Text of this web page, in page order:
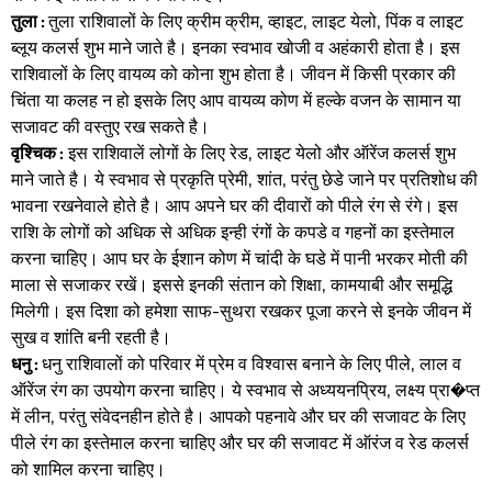
तुला :तुला राशिवालों के लिए क्रीम क्रीम, व्हाइट, लाइट येलो, पिंक व लाइट
ब्लूय कलर्स शुभ माने जाते है। इनका स्वभाव खोजी व अहंकारी होता है। इस
राशिवालों के लिए वायव्य को कोना शुभ होता है। जीवन में किसी प्रकार की
चिंता या कलह न हो इसके लिए आप वायव्य कोण में हल्के वजन के सामान या
सजावट की वस्तुए रख सकते है।
वृश्चिक :इस राशिवालें लोगों के लिए रेड, लाइट येलो और ऑरेंज कलर्स शुभ
माने जाते है। ये स्वभाव से प्रकृति प्रेमी, शांत, परंतु छेडे जाने पर प्रतिशोध की
भावना रखनेवाले होते है। आप अपने घर की दीवारों को पीले रंग से रंगे। इस
राशि के लोगों को अधिक से अधिक इन्ही रंगों के कपडे व गहनों का इस्तेमाल
करना चाहिए। आप घर के ईशान कोण में चांदी के घडे में पानी भरकर मोती की
माला से सजाकर रखें। इससे इनकी संतान को शिक्षा, कामयाबी और समूद्धि
मिलेगी। इस दिशा को हमेशा साफ-सुथरा रखकर पूजा करने से इनके जीवन में
सुख व शांति बनी रहती है।
धनु :धनु राशिवालों को परिवार में प्रेम व विश्वास बनाने के लिए पीले, लाल व
ऑरेंज रंग का उपयोग करना चाहिए। ये स्वभाव से अध्ययनप्रिय, लक्ष्य प्रा�प्त
में लीन, परंतु संवेदनहीन होते है। आपको पहनावे और घर की सजावट के लिए
पीले रंग का इस्तेमाल करना चाहिए और घर की सजावट में ऑरंज व रेड कलर्स
को शामिल करना चाहिए।